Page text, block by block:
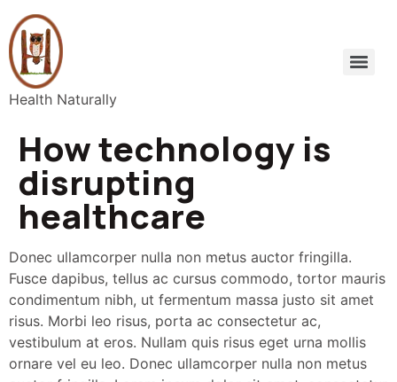
Health Naturally
How technology is
disrupting
healthcare
Donec ullamcorper nulla non metus auctor fringilla.
Fusce dapibus, tellus ac cursus commodo, tortor mauris
condimentum nibh, ut fermentum massa justo sit amet
risus. Morbi leo risus, porta ac consectetur ac,
vestibulum at eros. Nullam quis risus eget urna mollis
ornare vel eu leo. Donec ullamcorper nulla non metus